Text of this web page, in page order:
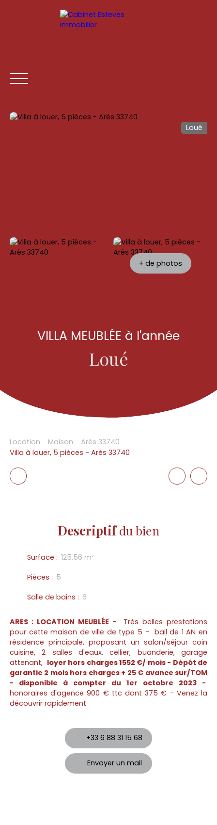
Loué
+ de photos
VILLA MEUBLÉE à l'année
Loué
Location Maison
Arès 33740
Villa à louer, 5 pièces - Arès 33740
Descriptifdu bien
Surface : 125.56 m²
Pièces : 5
Salle de bains : 6
ARES : LOCATION MEUBLÉE - Très belles prestations
pour cette maison de ville de type 5 - bail de 1 AN en
résidence principale, proposant un salon/séjour coin
cuisine, 2 salles d'eaux, cellier, buanderie, garage
attenant, loyer hors charges 1552 €/ mois - Dépôt de
garantie 2 mois hors charges + 25 € avance sur/TOM
- disponible à compter du 1er octobre 2023 -
honoraires d'agence 900 € ttc dont 375 € - Venez la
découvrir rapidement
+33 6 88 31 15 68
Envoyer un mail